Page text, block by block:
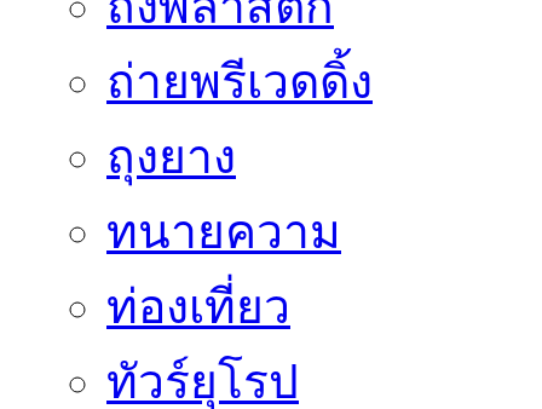
ถ่ายพรีเวดดิ้ง
ถุงยาง
ทนายความ
ท่องเที่ยว
ทัวร์ยุโรป